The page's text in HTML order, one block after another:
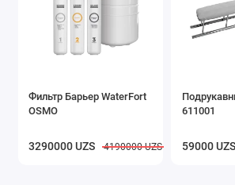
Фильтр Барьер WaterFort
OSMO
3290000 UZS 4190000 UZS
611001
59000 UZS